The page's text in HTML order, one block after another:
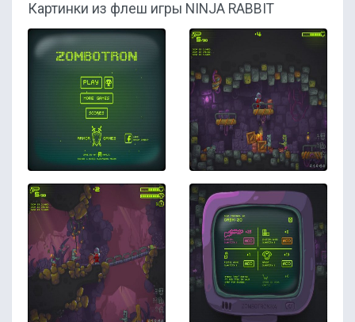
Картинки из флеш игры NINJA RABBIT